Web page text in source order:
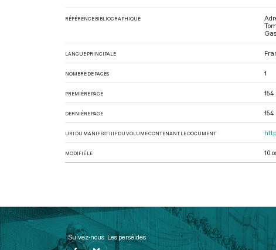
RÉFÉRENCE BIBLIOGRAPHIQUE
LANGUE PRINCIPALE
NOMBRE DE PAGES 1
PREMIÈRE PAGE 154
DERNIÈRE PAGE 154
URI DU MANIFEST IIIF DU VOLUME CONTENANT LE DOCUMENT
MODIFIÉ LE 10
Suivez-nous Les perséides